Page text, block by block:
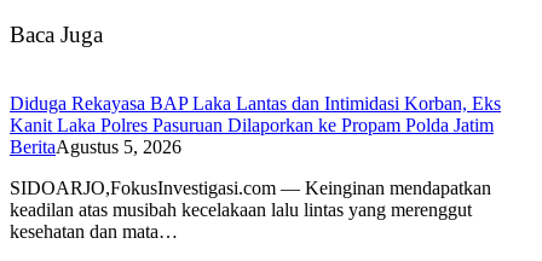
Baca Juga
Diduga Rekayasa BAP Laka Lantas dan Intimidasi Korban, Eks
Kanit Laka Polres Pasuruan Dilaporkan ke Propam Polda Jatim
BeritaAgustus 5, 2026
SIDOARJO,FokusInvestigasi.com — Keinginan mendapatkan
keadilan atas musibah kecelakaan lalu lintas yang merenggut
kesehatan dan mata…